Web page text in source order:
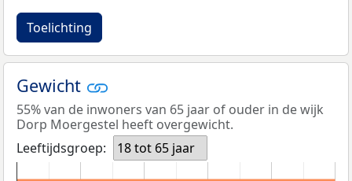
Toelichting
Gewicht
55% van de inwoners van 65 jaar of ouder in de wijk
Dorp Moergestel heeft overgewicht.
Leeftijdsgroep:
18 tot 65 jaar